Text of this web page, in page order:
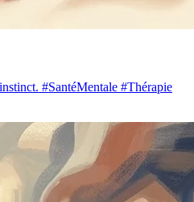
#SantéMentale #Thérapie